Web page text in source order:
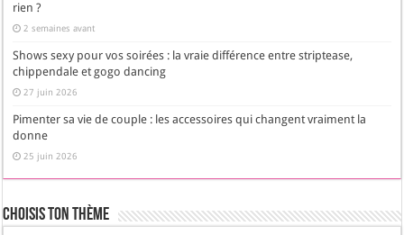
rien ?
2 semaines avant
Shows sexy pour vos soirées : la vraie différence entre striptease,
chippendale et gogo dancing
27 juin 2026
Pimenter sa vie de couple : les accessoires qui changent vraiment la
donne
25 juin 2026
Choisis Ton Thème